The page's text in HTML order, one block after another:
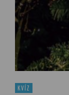
KVÍZ